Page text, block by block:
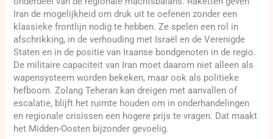
Iran de mogelijkheid om druk uit te oefenen zonder een
klassieke frontlijn nodig te hebben. Ze spelen een rol in
afschrikking, in de verhouding met Israël en de Verenigde
Staten en in de positie van Iraanse bondgenoten in de regio.
De militaire capaciteit van Iran moet daarom niet alleen als
wapensysteem worden bekeken, maar ook als politieke
hefboom. Zolang Teheran kan dreigen met aanvallen of
escalatie, blijft het ruimte houden om in onderhandelingen
en regionale crisissen een hogere prijs te vragen. Dat maakt
het Midden-Oosten bijzonder gevoelig.